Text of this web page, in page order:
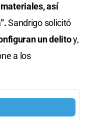
así
Sandrigo solicitó
un delitoy,
a los